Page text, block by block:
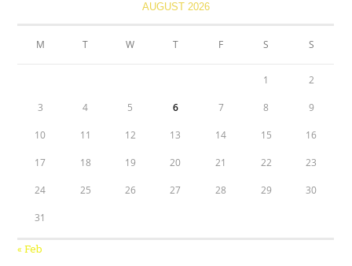
AUGUST 2026
M T W T F S S
1 2
3 4 5 6 7 8 9
10 11 12 13 14 15 16
17 18 19 20 21 22 23
24 25 26 27 28 29 30
31
« Feb